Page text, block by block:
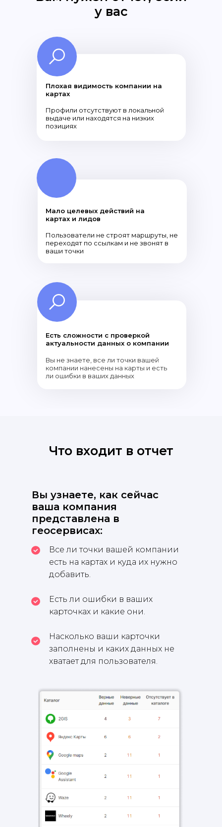
Профили отсутствуют в локальной
выдаче или находятся на низких
позициях
Плохая видимость компании на
картах
Мало целевых действий на
картах и лидов
Есть сложности с проверкой
актуальности данных о компании
Вы не знаете, все ли точки вашей
компании нанесены на карты и есть
ли ошибки в ваших данных
у вас
Пользователи не строят маршруты, не
переходят по ссылкам и не звонят в
ваши точки
Что входит в отчет
Все ли точки вашей компании
есть на картах и куда их нужно
добавить.
Есть ли ошибки в ваших
карточках и какие они.
Насколько ваши карточки
заполнены и каких данных не
хватает для пользователя.
Вы узнаете, как сейчас
ваша компания
представлена в
геосервисах: